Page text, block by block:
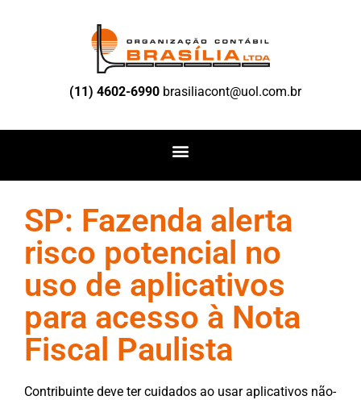
(11) 4602-6990 brasiliacont@uol.com.br
SP: Fazenda alerta
risco potencial no
uso de aplicativos
para acesso à Nota
Fiscal Paulista
Contribuinte deve ter cuidados ao usar aplicativos não-